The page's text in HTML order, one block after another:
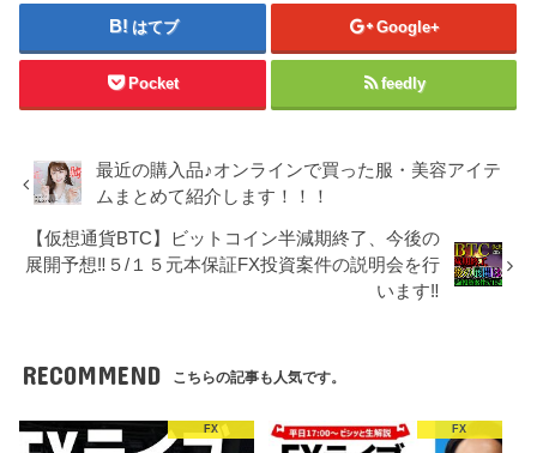
はてブ Google+
Pocket feedly
最近の購入品♪オンラインで買った服・美容アイテ
ムまとめて紹介します！！！
【仮想通貨BTC】ビットコイン半減期終了、今後の
展開予想‼︎５/１５元本保証FX投資案件の説明会を行
います‼︎
RECOMMEND こちらの記事も人気です。
FX FX